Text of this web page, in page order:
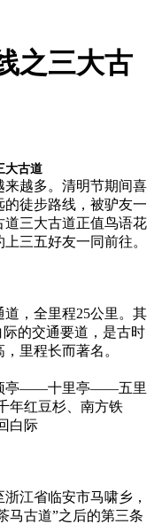
之三大古
大古道
越多。清明节期间喜
徒步路线，被驴友一
三大古道正值鸟语花
三五好友一同前往。
，全里程25公里。其
际的交通要道，是古时
里程长而著名。
亭——十里亭——五里
红豆杉、南方铁
白际
江省临安市马啸乡，
马古道”之后的第三条